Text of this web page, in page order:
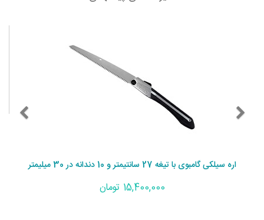
اره سیلکی گامبوی با تیغه 27 سانتیمتر و 10 دندانه در 30 میلیمتر
15,400,000 تومان